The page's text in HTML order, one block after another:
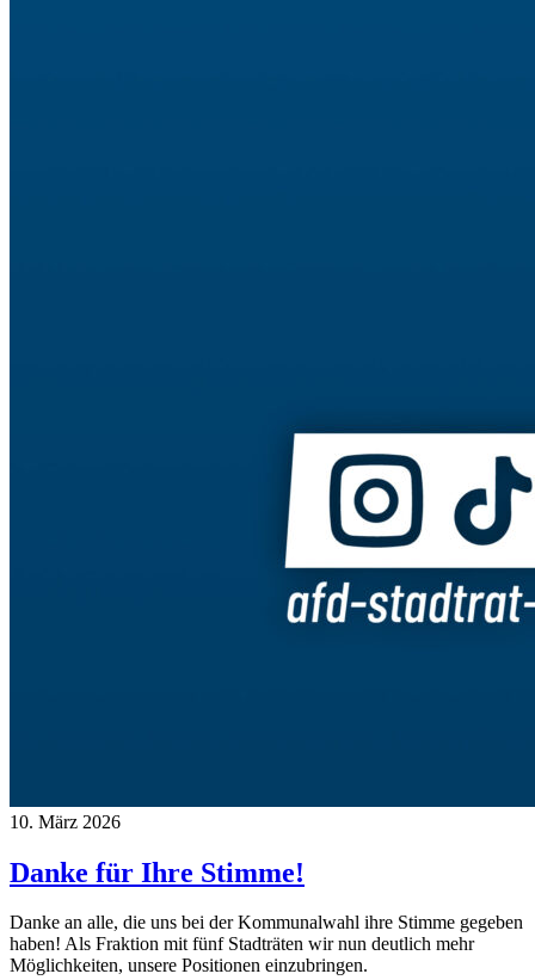
10. März 2026
Danke für Ihre Stimme!
Danke an alle, die uns bei der Kommunalwahl ihre Stimme gegeben
haben! Als Fraktion mit fünf Stadträten wir nun deutlich mehr
Möglichkeiten, unsere Positionen einzubringen.